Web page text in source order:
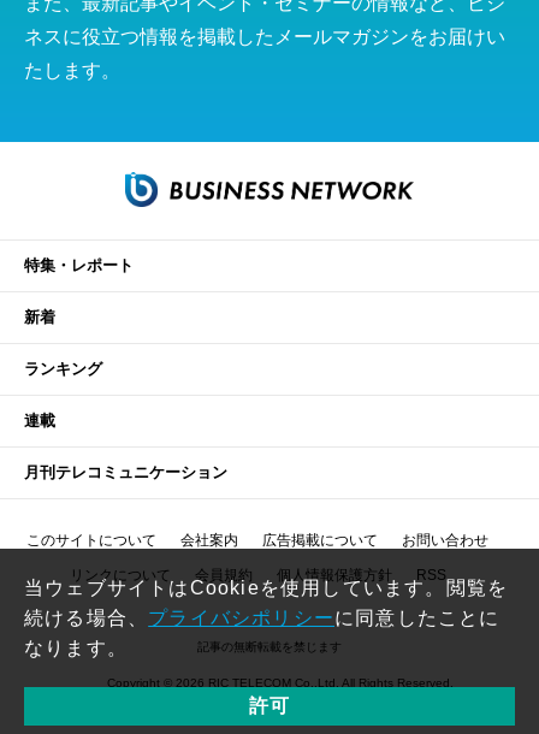
ネスに役立つ情報を掲載したメールマガジンをお届けい
たします。
特集・レポート
新着
ランキング
連載
月刊テレコミュニケーション
このサイトについて 会社案内 広告掲載について お問い合わせ
リンクについて 会員規約 個人情報保護方針 RSS
記事の無断転載を禁じます
Copyright © 2026 RIC TELECOM Co.,Ltd. All Rights Reserved.
当ウェブサイトはCookieを使用しています。閲覧を
続ける場合、 プライバシポリシーに同意したことに
なります。
許可